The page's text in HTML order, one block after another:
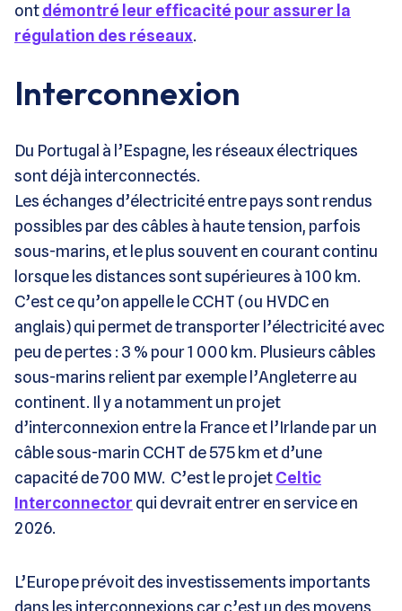
ontdémontré leur efficacité pour assurer la
régulation des réseaux.
Interconnexion
Du Portugal à l’Espagne, les réseaux électriques
sont déjà interconnectés.
Les échanges d’électricité entre pays sont rendus
possibles par des câbles à haute tension, parfois
sous-marins, et le plus souvent en courant continu
lorsque les distances sont supérieures à 100 km.
C’est ce qu’on appelle le CCHT (ou HVDC en
anglais) qui permet de transporter l’électricité avec
peu de pertes : 3 % pour 1 000 km. Plusieurs câbles
sous-marins relient par exemple l’Angleterre au
continent. Il y a notamment un projet
d’interconnexion entre la France et l’Irlande par un
câble sous-marin CCHT de 575 km et d’une
capacité de 700 MW. C’est le projetCeltic
Interconnector qui devrait entrer en service en
2026.
L’Europe prévoit des investissements importants
dans les interconnexions car c’est un des moyens